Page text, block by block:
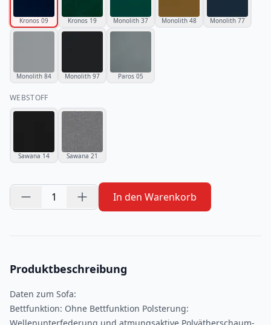
Kronos 09 Kronos 19 Monolith 37 Monolith 48 Monolith 77
Monolith 84 Monolith 97 Paros 05
WEBSTOFF
Sawana 14 Sawana 21
1 In den Warenkorb
Produktbeschreibung
Daten zum Sofa:
Bettfunktion: Ohne Bettfunktion Polsterung: